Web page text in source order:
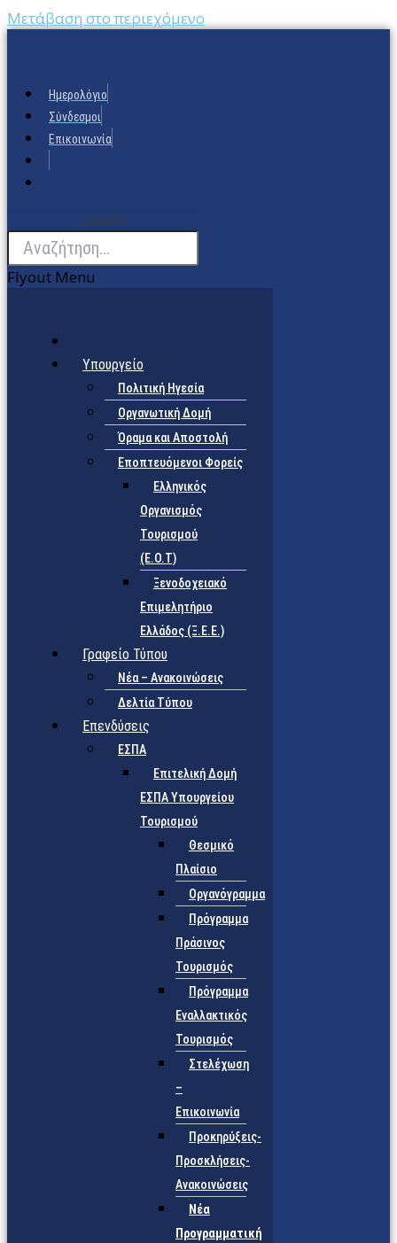
Μετάβαση στο περιεχόμενο
Ημερολόγιο
Σύνδεσμοι
Επικοινωνία
Search
Flyout Menu
Υπουργείο
Πολιτική Ηγεσία
Οργανωτική Δομή
Όραμα και Αποστολή
Εποπτευόμενοι Φορείς
Eλληνικός
Οργανισμός
Τουρισμού
(Ε.Ο.Τ)
Ξενοδοχειακό
Επιμελητήριο
Ελλάδος (Ξ.Ε.Ε.)
Γραφείο Τύπου
Νέα – Ανακοινώσεις
Δελτία Τύπου
Επενδύσεις
ΕΣΠΑ
Επιτελική Δομή
ΕΣΠΑ Υπουργείου
Τουρισμού
Θεσμικό
Πλαίσιο
Οργανόγραμμα
Πρόγραμμα
Πράσινος
Τουρισμός
Πρόγραμμα
Εναλλακτικός
Τουρισμός
Στελέχωση
–
Επικοινωνία
Προκηρύξεις-
Προσκλήσεις-
Ανακοινώσεις
Νέα
Προγραμματική